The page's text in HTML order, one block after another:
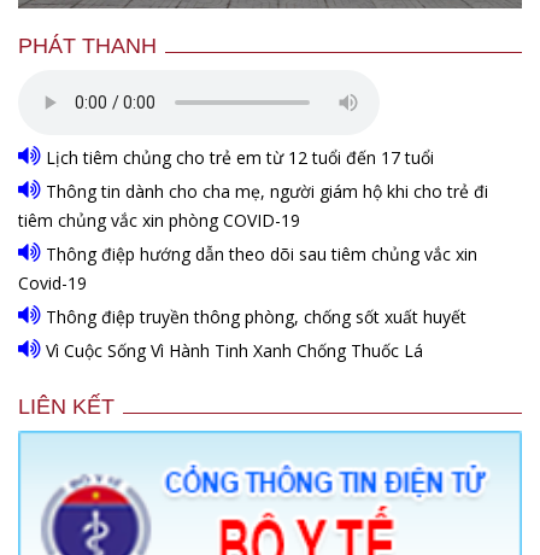
PHÁT THANH
Lịch tiêm chủng cho trẻ em từ 12 tuổi đến 17 tuổi
Thông tin dành cho cha mẹ, người giám hộ khi cho trẻ đi
tiêm chủng vắc xin phòng COVID-19
Thông điệp hướng dẫn theo dõi sau tiêm chủng vắc xin
Covid-19
Thông điệp truyền thông phòng, chống sốt xuất huyết
Vì Cuộc Sống Vì Hành Tinh Xanh Chống Thuốc Lá
LIÊN KẾT